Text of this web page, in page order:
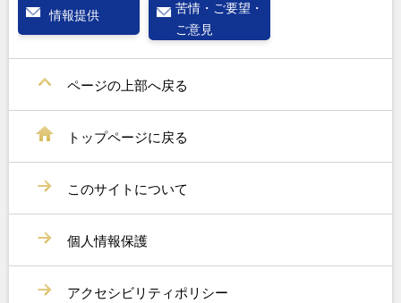
情報提供
苦情・ご要望・
ご意見
ページの上部へ戻る
トップページに戻る
このサイトについて
個人情報保護
アクセシビリティポリシー